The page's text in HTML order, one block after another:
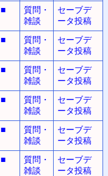
■
質問・
雑談
セーブデ
ータ投稿
■
質問・
雑談
セーブデ
ータ投稿
■
質問・
雑談
セーブデ
ータ投稿
■
質問・
雑談
セーブデ
ータ投稿
■
質問・
雑談
セーブデ
ータ投稿
■
質問・
雑談
セーブデ
ータ投稿